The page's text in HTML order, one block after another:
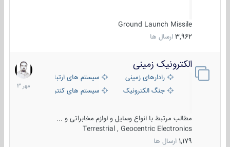
Ground Launch Missile
3,962 ارسال ها
الکترونیک زمینی
رادارهای زمینی
سیستم های ارتباطی و جمع آوری
جنگ الکترونیک
سیستم های کنترل آتش و تجهیزات
مطالب مرتبط با انواع وسایل و لوازم مخابراتی و ...
Terrestrial , Geocentric Electronics
1,179 ارسال ها
1
مهر
1403